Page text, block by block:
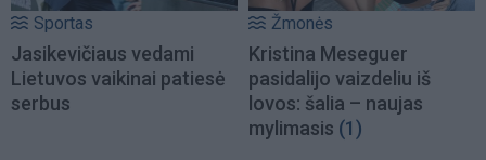
Sportas
Jasikevičiaus vedami
Lietuvos vaikinai patiesė
serbus
Žmonės
Kristina Meseguer
pasidalijo vaizdeliu iš
lovos: šalia – naujas
mylimasis (1)